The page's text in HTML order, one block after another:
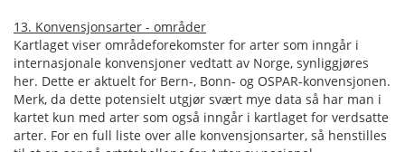
13. Konvensjonsarter - områder
Kartlaget viser områdeforekomster for arter som inngår i
internasjonale konvensjoner vedtatt av Norge, synliggjøres
her. Dette er aktuelt for Bern-, Bonn- og OSPAR-konvensjonen.
Merk, da dette potensielt utgjør svært mye data så har man i
kartet kun med arter som også inngår i kartlaget for verdsatte
arter. For en full liste over alle konvensjonsarter, så henstilles